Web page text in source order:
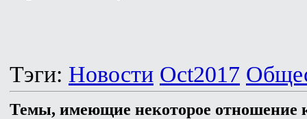
Тэги: Новости Oct2017
Темы, имеющие некоторое отношение